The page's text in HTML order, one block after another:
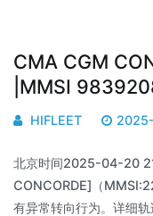
CMA CGM
|MMSI
HIFLEET
北京时间2025-04-20
CONCORDE]（
有异常转向行为。详细